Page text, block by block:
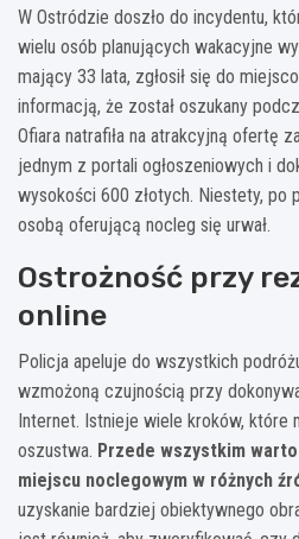
W Ostródzie doszło do incydentu,
wielu osób planujących wakacyjne
mający 33 lata, zgłosił się do
informacją, że został oszukany
Ofiara natrafiła na atrakcyjną ofertę
jednym z portali ogłoszeniowych i
wysokości 600 złotych. Niestety, po
osobą oferującą nocleg się urwał.
Ostrożność przy
online
Policja apeluje do wszystkich
wzmożoną czujnością przy
Internet. Istnieje wiele kroków, które
oszustwa. Przede wszystkim
miejscu noclegowym w różnych
uzyskanie bardziej obiektywnego